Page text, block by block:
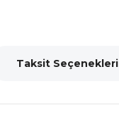
Taksit Seçenekleri